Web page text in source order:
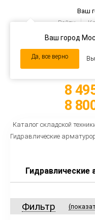
Ваш
Ваш город
Да, все верно
Войти
navigation
8
8
Каталог складской
Гидравлические
Гидравлические
Фильтр